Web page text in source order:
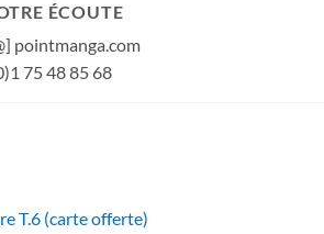
ÉCOUTE
pointmanga.com
75 48 85 68
T.6 (carte offerte)